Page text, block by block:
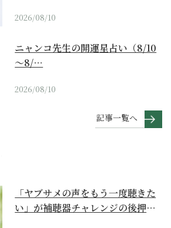
2026/08/10
ニャンコ先生の開運星占い（8/10
～8/…
2026/08/10
記事一覧へ
「ヤブサメの声をもう一度聴きた
い」が補聴器チャレンジの後押し